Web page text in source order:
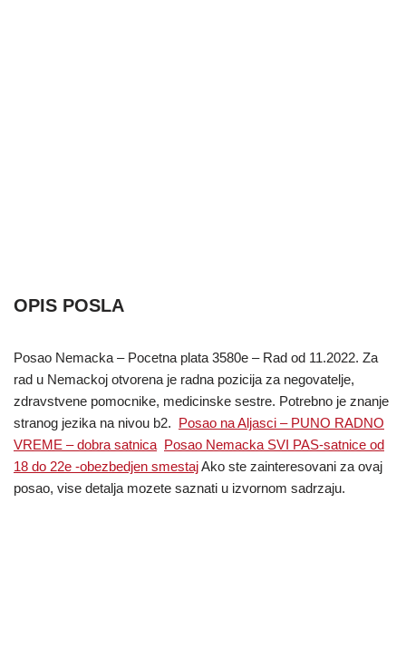
OPIS POSLA
Posao Nemacka – Pocetna plata 3580e – Rad od 11.2022. Za
rad u Nemackoj otvorena je radna pozicija za negovatelje,
zdravstvene pomocnike, medicinske sestre. Potrebno je znanje
stranog jezika na nivou b2. Posao na Aljasci – PUNO RADNO
VREME – dobra satnica Posao Nemacka SVI PAS-satnice od
18 do 22e -obezbedjen smestajAko ste zainteresovani za ovaj
posao, vise detalja mozete saznati u izvornom sadrzaju.